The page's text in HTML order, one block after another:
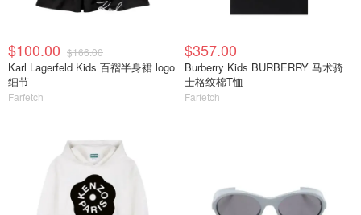
$100.00 $166.00
Karl Lagerfeld Kids 百褶半身裙 logo
细节
Farfetch
$357.00
Burberry Kids BURBERRY 马术骑
士格纹棉T恤
Farfetch